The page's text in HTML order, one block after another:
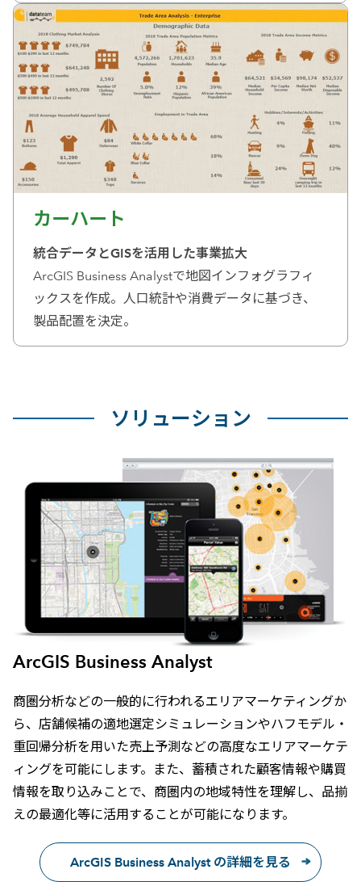
カーハート
統合データとGISを活用した事業拡大
ArcGIS Business Analystで地図インフォグラフィ
ックスを作成。人口統計や消費データに基づき、
製品配置を決定。
ソリューション
ArcGIS Business Analyst
商圏分析などの一般的に行われるエリアマーケティングか
ら、店舗候補の適地選定シミュレーションやハフモデル・
重回帰分析を用いた売上予測などの高度なエリアマーケテ
ィングを可能にします。また、蓄積された顧客情報や購買
情報を取り込みことで、商圏内の地域特性を理解し、品揃
えの最適化等に活用することが可能になります。
ArcGIS Business Analyst の詳細を見る